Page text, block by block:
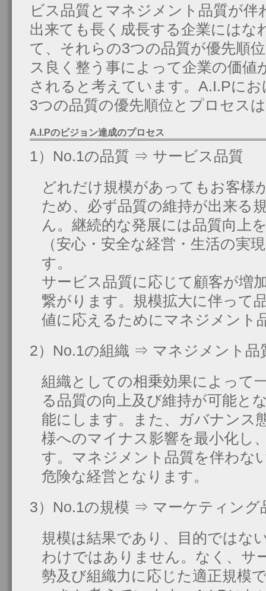
ビス品質とマネジメント品質が伴
出来ても長く成長する企業にはな
て、それらの3つの品質が優先順
ス良く整う事によって企業の価値
されると考えています。A.I.Pに
3つの品質の優先順位とプロセス
A.I.Pのビジョン達成のプロセス
1）No.1の品質 ⇒ サービス品質
どれだけ規模があってもお客様
ため、必ず品質の維持が出来る
ん。継続的な発展には品質向上
（安心・安全な経営・生活の実
す。
サービス品質に応じて顧客が増
繋がります。規模拡大に伴って
値に応えるためにマネジメント
2）No.1の組織 ⇒ マネジメント品
組織としての相乗効果によって
る品質の向上及び維持が可能と
能にします。また、ガバナンス
様へのマイナス影響を最小化し
す。マネジメント品質を伴わな
危険な経営となります。
3）No.1の規模 ⇒ マーケティング
規模は結果であり、目的ではな
わけではありません。なく、サ
勢及び組織力に応じた適正規模